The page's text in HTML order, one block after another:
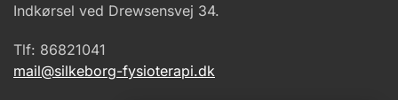
Indkørsel ved Drewsensvej 34.
Tlf: 86821041
mail@silkeborg-fysioterapi.dk